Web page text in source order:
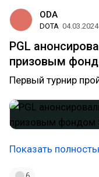
ODA
DOTA 04.03.2024
PGL
призовым
Первый турнир
Показать